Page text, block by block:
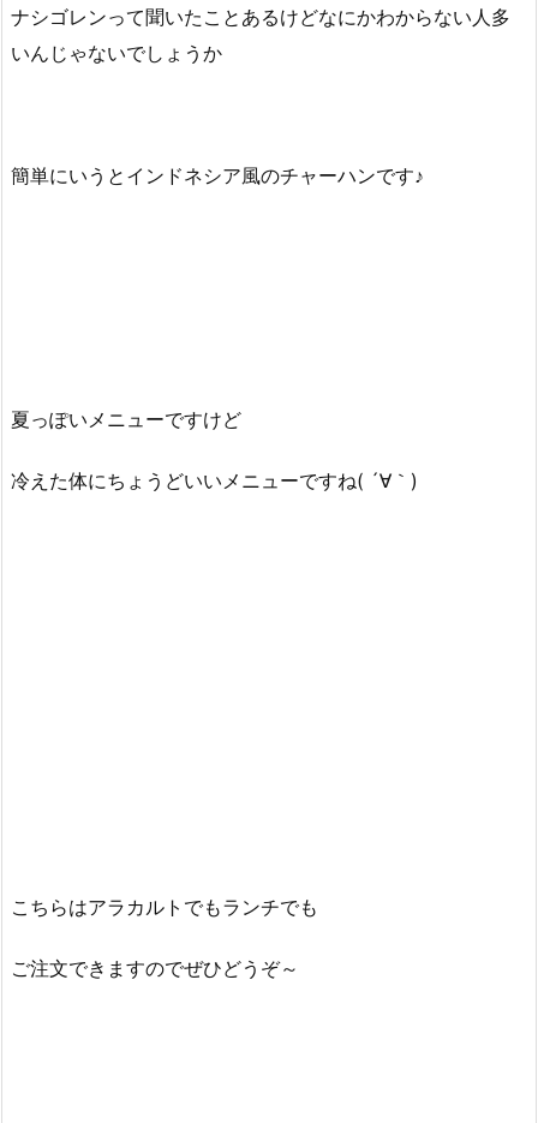
ナシゴレンって聞いたことあるけどなにかわからない人多
いんじゃないでしょうか
簡単にいうとインドネシア風のチャーハンです♪
夏っぽいメニューですけど
冷えた体にちょうどいいメニューですね( ´∀｀)
こちらはアラカルトでもランチでも
ご注文できますのでぜひどうぞ～